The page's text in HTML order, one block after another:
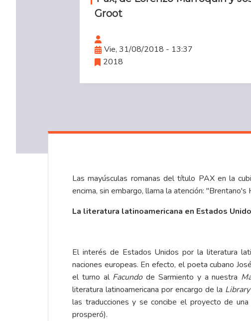
Groot
Vie, 31/08/2018 - 13:37
2018
Las mayúsculas romanas del título PAX en la
encima, sin embargo, llama la atención:
La literatura latinoamericana en Estados
El interés de Estados Unidos por la literatura
naciones europeas. En efecto, el poeta cubano
el turno al Facundode Sarmiento y a nuestra
literatura latinoamericana por encargo de la
las traducciones y se concibe el proyecto de
prosperó).